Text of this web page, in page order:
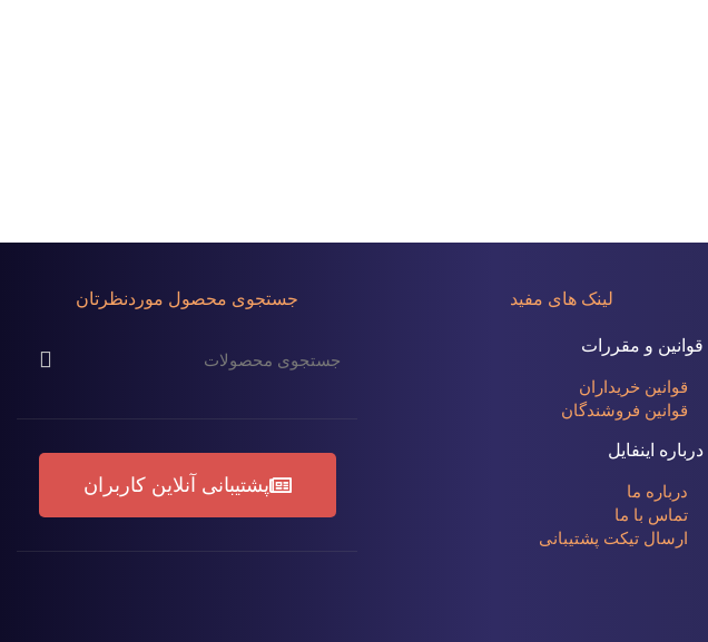
لینک های مفید
قوانین و مقررات
قوانین خریداران
قوانین فروشندگان
درباره اینفایل
درباره ما
تماس با ما
ارسال تیکت پشتیبانی
جستجوی محصول موردنظرتان
پشتیبانی آنلاین کاربران